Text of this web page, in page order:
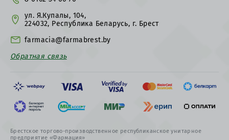
ул. Я.Купалы, 104,
224032, Республика Беларусь, г. Брест
farmacia@farmabrest.by
Обратная связь
Брестское торгово-производственное республиканское унитарное
предприятие «Фармация»